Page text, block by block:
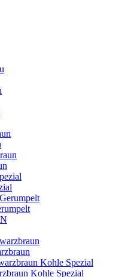
Kohle Spezial